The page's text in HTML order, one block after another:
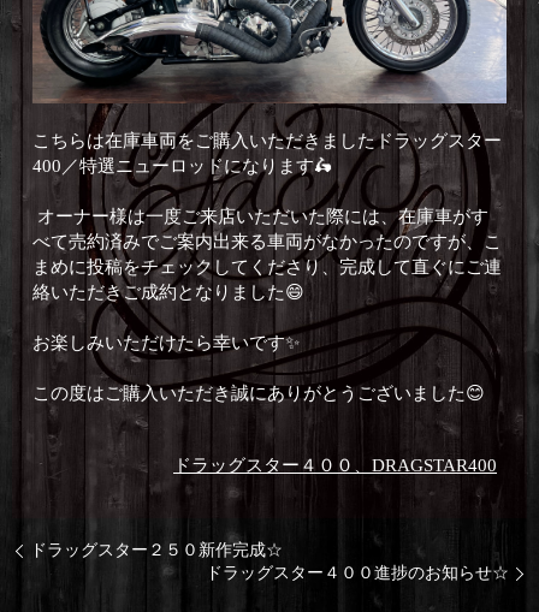
こちらは在庫車両をご購入いただきましたドラッグスター
400／特選ニューロッドになります🛵
⁡ オーナー様は一度ご来店いただいた際には、在庫車がす
べて売約済みでご案内出来る車両がなかったのですが、こ
まめに投稿をチェックしてくださり、完成して直ぐにご連
絡いただきご成約となりました😄 ⁡
お楽しみいただけたら幸いです✨
この度はご購入いただき誠にありがとうございました😊 ⁡ ⁡
ドラッグスター４００、DRAGSTAR400
ドラッグスター２５０新作完成☆
ドラッグスター４００進捗のお知らせ☆